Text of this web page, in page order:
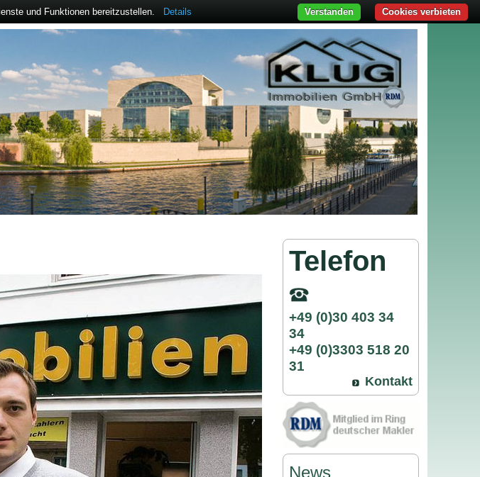
Telefon
+49 (0)30 403 34
34
+49 (0)3303 518 20
31
Kontakt
News
und Funktionen bereitzustellen. Details Cookies verbieten
Verstanden